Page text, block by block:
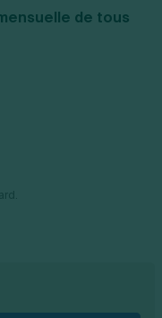
pour
;
de tous